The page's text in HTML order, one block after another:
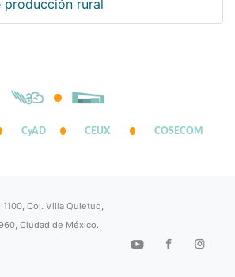
producción rural
CyAD CEUX COSECOM
Col. Villa Quietud,
Ciudad de México.